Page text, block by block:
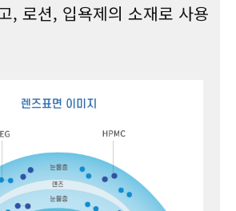
, 로션, 입욕제의 소재로 사용